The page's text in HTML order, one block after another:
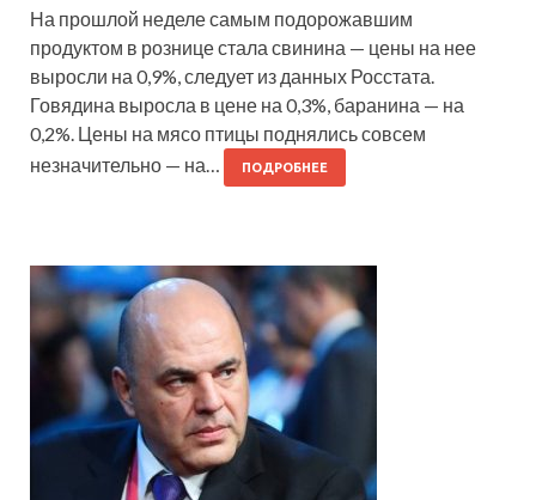
На прошлой неделе самым подорожавшим
продуктом в рознице стала свинина — цены на нее
выросли на 0,9%, следует из данных Росстата.
Говядина выросла в цене на 0,3%, баранина — на
0,2%. Цены на мясо птицы поднялись совсем
незначительно — на…
ПОДРОБНЕЕ